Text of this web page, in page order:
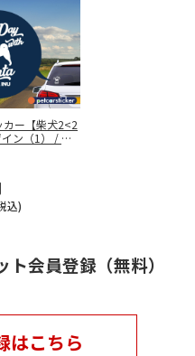
カー【柴犬2<2
ン（1） / ホ
込)
会員登録（無料）
はこちら